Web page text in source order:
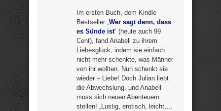
Im ersten Buch, dem Kindle
Bestseller „ Wer sagt denn, dass
es Sünde ist“ (heute auch 99
Cent), fand Anabell zu ihrem
Liebesglück, indem sie einfach
nicht mehr schenkte, was Männer
von ihr wollten. Nun schenkt sie
wieder – Liebe! Doch Julian liebt
die Abwechslung, und Anabell
muss sich neuen Abenteuern
stellen! „Lustig, erotisch, leicht….